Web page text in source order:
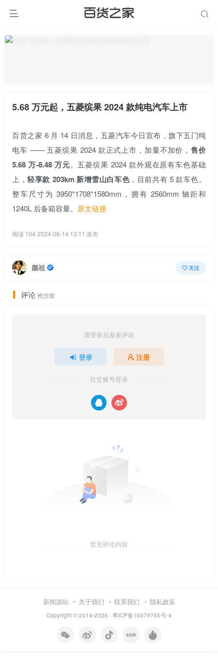
5.68 万元起，五菱缤果 2024 款纯电汽车上市
百货之家 6 月 14 日消息，五菱汽车今日宣布，旗下五门纯
电车 —— 五菱缤果 2024 款正式上市，加量不加价，售价
5.68 万-8.48 万元。五菱缤果 2024 款外观在原有车色基础
上，轻享款 203km 新增雪山白车色，目前共有 5 款车色。
整车尺寸为 3950*1708*1580mm，拥有 2560mm 轴距和
1240L 后备箱容量。 原文链接
阅读 104 2024-06-14 13:11 发布
颜祖 关注
评论 抢沙发
请登录后发表评论
登录 注册
社交账号登录
暂无评论内容
新闻源站 关于我们 联系我们 隐私政策
Copyright © 2016-2026 · 粤ICP备16079755号-4